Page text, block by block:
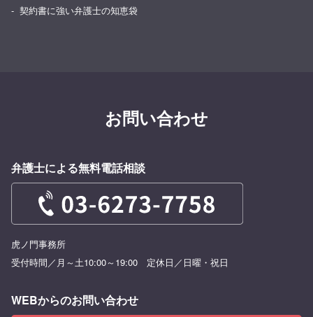
契約書に強い弁護士の知恵袋
お問い合わせ
弁護士による無料電話相談
虎ノ門事務所
受付時間／月～土10:00～19:00 定休日／日曜・祝日
WEBからのお問い合わせ